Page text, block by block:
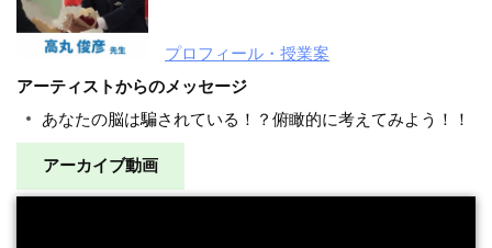
プロフィール・授業案
アーティストからのメッセージ
あなたの脳は騙されている！？俯瞰的に考えてみよう！！
アーカイブ動画